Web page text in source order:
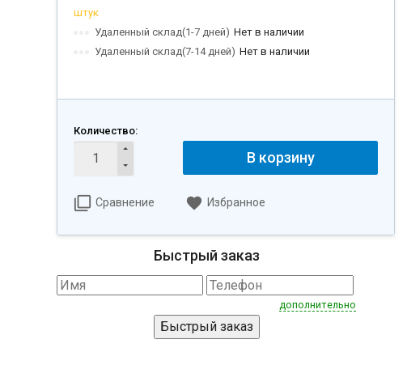
штук
Удаленный склад(1-7 дней) Нет в наличии
Удаленный склад(7-14 дней) Нет в наличии
Количество:
В корзину
Сравнение Избранное
Быстрый заказ
дополнительно